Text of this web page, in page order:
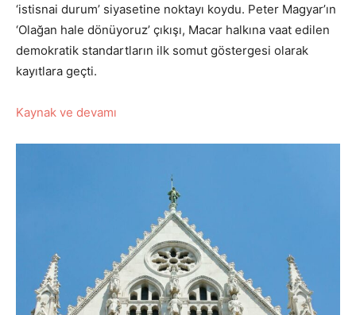
‘istisnai durum’ siyasetine noktayı koydu. Peter Magyar’ın
‘Olağan hale dönüyoruz’ çıkışı, Macar halkına vaat edilen
demokratik standartların ilk somut göstergesi olarak
kayıtlara geçti.
Kaynak ve devamı